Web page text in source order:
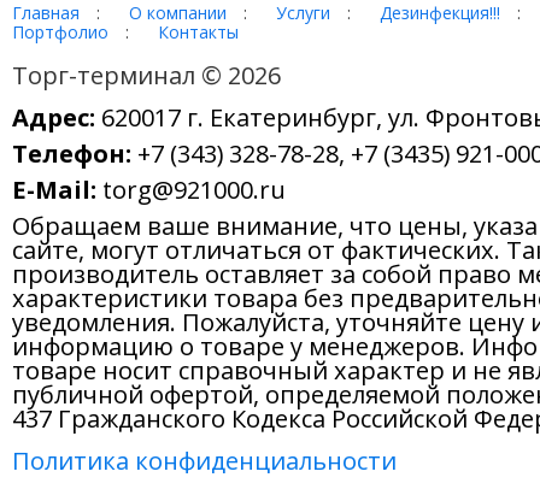
Главная : О компании : Услуги : Дезинфекция!!!
:
Портфолио
: Контакты
Торг-терминал © 2026
Адрес: 620017 г. Екатеринбург, ул.
Телефон: +7 (343) 328-78-28, +7 (3435) 921-
E-Mail: torg@921000.ru
Обращаем ваше внимание, что цены,
сайте, могут отличаться от фактических.
производитель оставляет за собой право
характеристики товара без
уведомления. Пожалуйста, уточняйте цену
информацию о товаре у менеджеров.
товаре носит справочный характер и не
публичной офертой, определяемой
437 Гражданского Кодекса Российской
Политика конфиденциальности